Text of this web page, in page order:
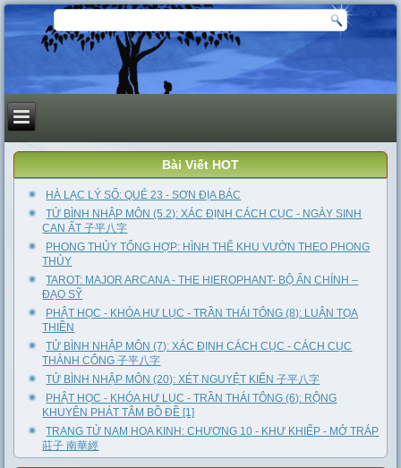
Bài Viết HOT
HÀ LẠC LÝ SỐ: QUẺ 23 - SƠN ĐỊA BÁC
TỬ BÌNH NHẬP MÔN (5.2): XÁC ĐỊNH CÁCH CỤC - NGÀY SINH
CAN ẤT 子平八字
PHONG THỦY TỔNG HỢP: HÌNH THỂ KHU VƯỜN THEO PHONG
THỦY
TAROT: MAJOR ARCANA - THE HIEROPHANT- BỘ ẨN CHÍNH –
ĐẠO SỸ
PHẬT HỌC - KHÓA HƯ LỤC - TRẦN THÁI TÔNG (8): LUẬN TỌA
THIỀN
TỬ BÌNH NHẬP MÔN (7): XÁC ĐỊNH CÁCH CỤC - CÁCH CỤC
THÀNH CÔNG 子平八字
TỬ BÌNH NHẬP MÔN (20): XÉT NGUYỆT KIẾN 子平八字
PHẬT HỌC - KHÓA HƯ LỤC - TRẦN THÁI TÔNG (6): RỘNG
KHUYÊN PHÁT TÂM BỒ ĐỀ [1]
TRANG TỬ NAM HOA KINH: CHƯƠNG 10 - KHƯ KHIẾP - MỞ TRÁP
莊子 南華經